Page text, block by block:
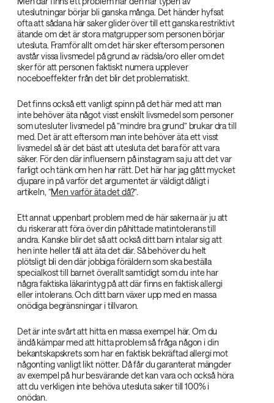
uteslutningar börjar bli ganska många. Det händer hyfsat
ofta att sådana här saker glider över till ett ganska restriktivt
ätande om det är stora matgrupper som personen börjar
utesluta. Framför allt om det här sker eftersom personen
avstår vissa livsmedel på grund av rädsla/oro eller om det
sker för att personen faktiskt numera upplever
noceboeffekter från det blir det problematiskt.
Det finns också ett vanligt spinn på det här med att man
inte behöver äta något visst enskilt livsmedel som personer
som utesluter livsmedel på ”mindre bra grund” brukar dra till
med. Det är att eftersom man inte behöver äta ett visst
livsmedel så är det bäst att utesluta det bara för att vara
säker. För den där influensern på instagram sa ju att det var
farligt och tänk om hen har rätt. Det här har jag gått mycket
djupare in på varför det argumentet är väldigt dåligt i
artikeln, ”Men varför äta det då?”.
Ett annat uppenbart problem med de här sakerna är ju att
du riskerar att föra över din påhittade matintolerans till
andra. Kanske blir det så att också ditt barn intalar sig att
hen inte heller tål att äta det där. Så behöver du helt
plötsligt bli den där jobbiga föräldern som ska beställa
specialkost till barnet överallt samtidigt som du inte har
några faktiska läkarintyg på att där finns en faktisk allergi
eller intolerans. Och ditt barn växer upp med en massa
onödiga begränsningar i tillvaron.
Det är inte svårt att hitta en massa exempel här. Om du
ändå kämpar med att hitta problem så fråga någon i din
bekantskapskrets som har en faktisk bekräftad allergi mot
någonting vanligt likt nötter. Då får du garanterat mängder
av exempel på hur besvärande det kan vara och också höra
att du verkligen inte behöva utesluta saker till 100% i
onödan.